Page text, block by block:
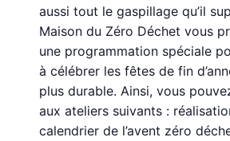
aussi tout le gaspillage qu’il
Maison du Zéro Déchet vous
une programmation spéciale
à célébrer les fêtes de fin
plus durable. Ainsi, vous
aux ateliers suivants :
calendrier de l’avent zéro